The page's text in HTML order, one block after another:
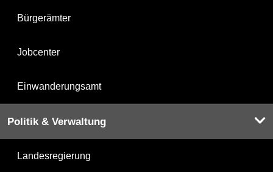
Bürgerämter
Jobcenter
Einwanderungsamt
Politik & Verwaltung
Landesregierung